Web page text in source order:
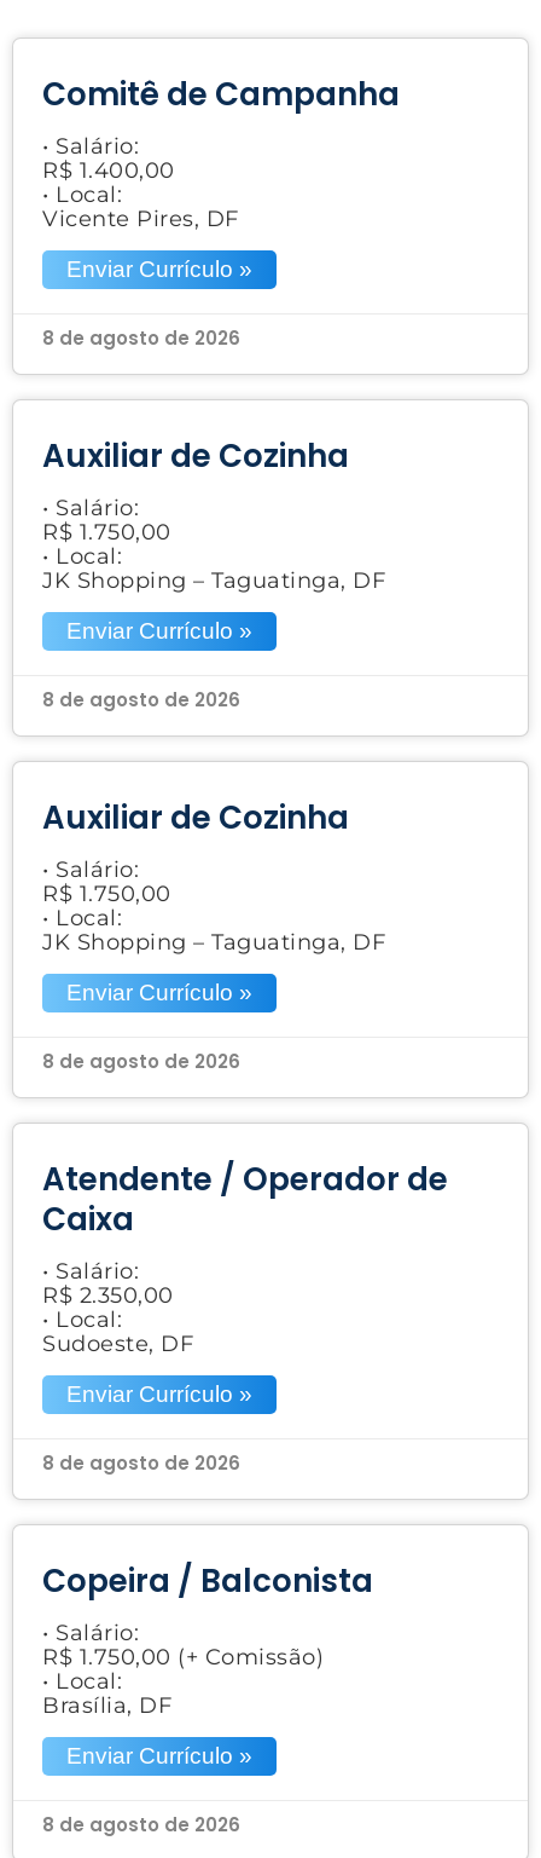
Comitê de Campanha
• Salário:
R$ 1.400,00
• Local:
Vicente Pires, DF
Enviar Currículo »
8 de agosto de 2026
Auxiliar de Cozinha
• Salário:
R$ 1.750,00
• Local:
JK Shopping – Taguatinga, DF
Enviar Currículo »
8 de agosto de 2026
Auxiliar de Cozinha
• Salário:
R$ 1.750,00
• Local:
JK Shopping – Taguatinga, DF
Enviar Currículo »
8 de agosto de 2026
Atendente / Operador de
Caixa
• Salário:
R$ 2.350,00
• Local:
Sudoeste, DF
Enviar Currículo »
8 de agosto de 2026
Copeira / Balconista
• Salário:
R$ 1.750,00 (+ Comissão)
• Local:
Brasília, DF
Enviar Currículo »
8 de agosto de 2026